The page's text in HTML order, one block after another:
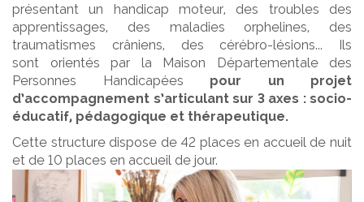
présentant un handicap moteur, des troubles des
apprentissages, des maladies orphelines, des
traumatismes crâniens, des cérébro-lésions... Ils
sont orientés par la Maison Départementale des
Personnes Handicapées pour un projet
d’accompagnement s’articulant sur 3 axes : socio-
éducatif, pédagogique et thérapeutique.
Cette structure dispose de 42 places en accueil de nuit
et de 10 places en accueil de jour.